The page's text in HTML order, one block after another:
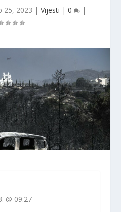
25, 2023 | Vijesti | 0 |
@ 09:27